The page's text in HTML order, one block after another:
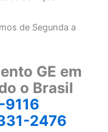
de Segunda a
GE em
o Brasil
9116
2476